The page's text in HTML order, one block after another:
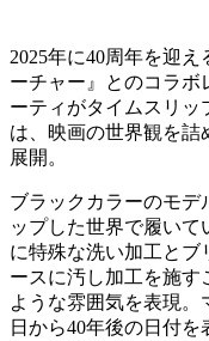
2025年に40周年を迎
ーチャー』とのコラボ
ーティがタイムスリッ
は、映画の世界観を詰
展開。
ブラックカラーのモデ
ップした世界で履い
に特殊な洗い加工とブ
ースに汚し加工を施
ような雰囲気を表現。
日から40年後の日付